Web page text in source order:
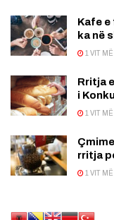
Kafe
ka në
1 VIT
Rritja
i
1 VIT
rritja
1 VIT